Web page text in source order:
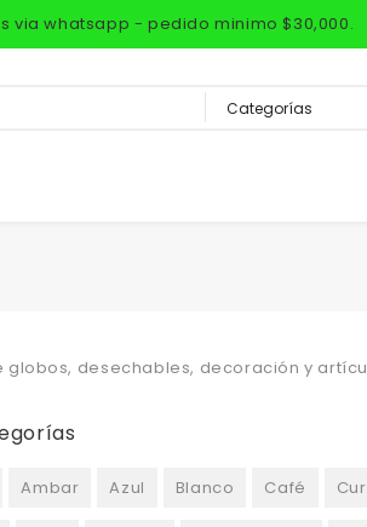
via whatsapp - pedido minimo $30,000.
globos, desechables, decoración y
Ambar Azul Blanco Café